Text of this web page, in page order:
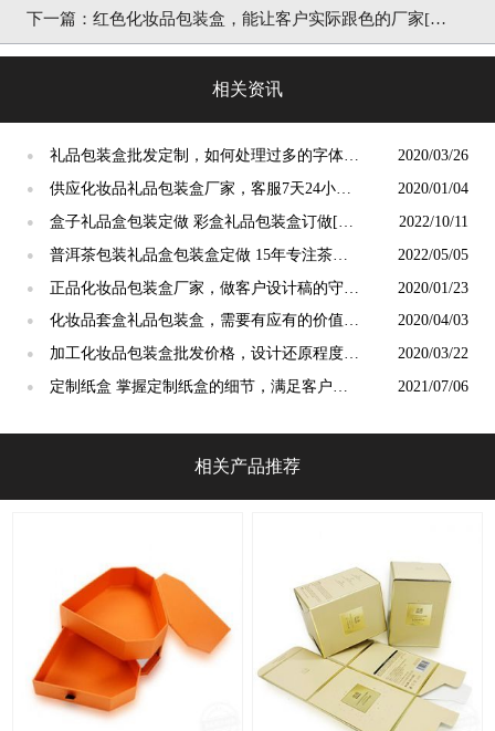
[吉彩四方]
下一篇： 红色化妆品包装盒，能让客户实际跟色的厂家[吉
相关资讯
●
礼品包装盒批发定制，如何处理过多的字体
[吉彩四方]
2020/03/26
●
供应化妆品礼品包装盒厂家，客服7天24小时
为客户服务[吉彩四方]
2020/01/04
●
盒子礼品盒包装定做 彩盒礼品包装盒订做[吉
彩四方]
2022/10/11
●
普洱茶包装礼品盒包装盒定做 15年专注茶叶
包装盒设计定制[吉彩四方]
2022/05/05
●
正品化妆品包装盒厂家，做客户设计稿的守卫
[吉彩四方]
2020/01/23
●
化妆品套盒礼品包装盒，需要有应有的价值感
[吉彩四方]
2020/04/03
●
加工化妆品包装盒批发价格，设计还原程度
[吉彩四方]
2020/03/22
●
定制纸盒 掌握定制纸盒的细节，满足客户的
2021/07/06
相关产品推荐